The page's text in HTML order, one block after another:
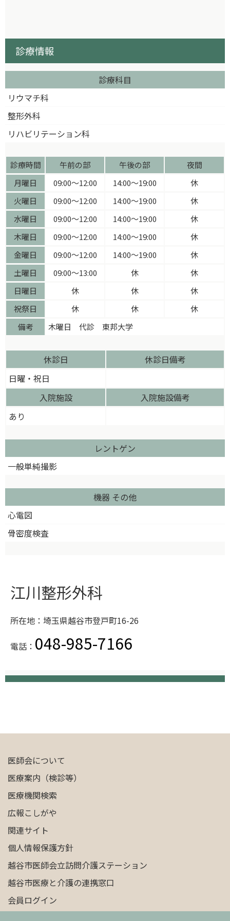
診療情報
診療科目
リウマチ科
整形外科
リハビリテーション科
診療時間 午前の部 午後の部
夜間
月曜日
09:00〜12:00 14:00〜19:00
休
火曜日
09:00〜12:00 14:00〜19:00
休
水曜日
09:00〜12:00 14:00〜19:00
休
木曜日
09:00〜12:00 14:00〜19:00
休
金曜日
09:00〜12:00 14:00〜19:00
休
土曜日
09:00〜13:00 休
休
日曜日
休 休
休
祝祭日
休 休
休
備考
木曜日 代診 東邦大学
休診日
休診日備考
日曜・祝日
入院施設
入院施設備考
あり
レントゲン
一般単純撮影
機器 その他
心電図
骨密度検査
江川整形外科
所在地：埼玉県越谷市登戸町16-26
電話： 048-985-7166
医師会について
医療案内（検診等）
医療機関検索
広報こしがや
関連サイト
個人情報保護方針
越谷市医師会立訪問介護ステーション
越谷市医療と介護の連携窓口
会員ログイン